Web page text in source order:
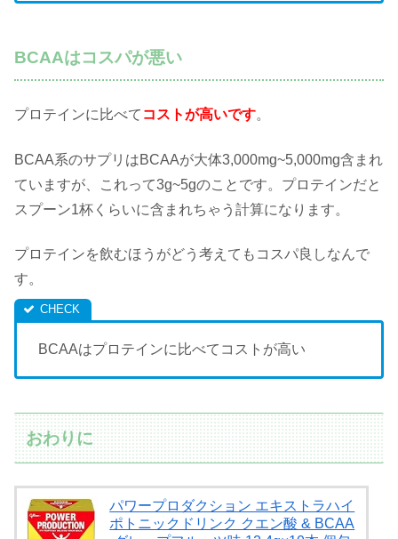
BCAAはコスパが悪い
プロテインに比べて コストが高いです。
BCAA系のサプリはBCAAが大体3,000mg~5,000mg含まれ
ていますが、これって3g~5gのことです。プロテインだと
スプーン1杯くらいに含まれちゃう計算になります。
プロテインを飲むほうがどう考えてもコスパ良しなんで
す。
BCAAはプロテインに比べてコストが高い
おわりに
パワープロダクション エキストラハイ
ポトニックドリンク クエン酸 & BCAA